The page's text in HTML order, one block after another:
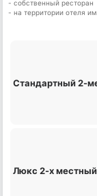
- собственный ресторан
- на территории отеля
Стандартный 2-
Люкс 2-х местный